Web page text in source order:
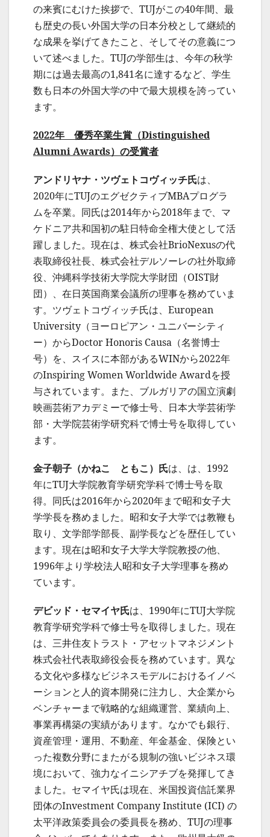
の来賓にむけた挨拶で、TUJがこの40年間、最
も歴史の長い外国大学の日本分校として継続的
な成果を挙げてきたこと、そしてその意義につ
いて述べました。TUJの学部生は、今年の秋学
期には過去最高の1,841名に達するなど、学生
数も日本の外国大学の中で最大規模を誇ってい
ます。
2022年 優秀卒業生賞（Distinguished
Alumni Awards）の受賞者
アンドリヤナ・ツヴェトコヴィッチ氏は、
2020年にTUJのエグゼクティブMBAプログラ
ムを卒業。同氏は2014年から2018年まで、マ
ケドニア共和国初の駐日特命全権大使として活
躍しました。現在は、株式会社BrioNexusの代
表取締役社長、株式会社デルソーレの社外取締
役、沖縄科学技術大学院大学財団（OIST財
団）、在日英国商業会議所の理事を務めていま
す。ツヴェトコヴィッチ氏は、European
University（ヨーロピアン・ユニバーシティ
ー）からDoctor Honoris Causa（名誉博士
号）を、スイスに本部があるWINから2022年
のInspiring Women Worldwide Awardを授
与されています。また、ブルガリアの国立演劇
映画芸術アカデミーで修士号、日本大学芸術学
部・大学院芸術学研究科で博士号を取得してい
ます。
金子朝子（かねこ ともこ）氏は、は、1992
年にTUJ大学院教育学研究学科で博士号を取
得。同氏は2016年から2020年まで昭和女子大
学学長を務めました。昭和女子大学では教鞭も
取り、文学部学部長、副学長などを歴任してい
ます。現在は昭和女子大学大学院教授の他、
1996年より学校法人昭和女子大学理事を務め
ています。
デビッド・セマイヤ氏は、1990年にTUJ大学院
教育学研究学科で修士号を取得しました。現在
は、三井住友トラスト・アセットマネジメント
株式会社代表取締役会長を務めています。異な
る文化や多様なビジネスモデルにおけるイノベ
ーションと人的資本開発に注力し、大企業から
ベンチャーまで戦略的な組織運営、業績向上、
事業再構築の実績があります。なかでも銀行、
資産管理・運用、不動産、年金基金、保険とい
った複数分野にまたがる規制の強いビジネス環
境において、強力なイニシアチブを発揮してき
ました。セマイヤ氏は現在、米国投資信託業界
団体のInvestment Company Institute (ICI) の
太平洋政策委員会の委員長を務め、TUJの理事